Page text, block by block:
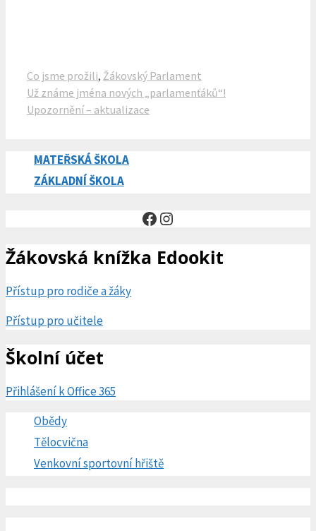
Rubriky
Co jsme prožili, Žákovský Parlament
Už známe jména nových „parlamenťáků“!
Upozornění – aktualizace
MATEŘSKÁ ŠKOLA
ZÁKLADNÍ ŠKOLA
Facebook
Instagram
Žákovská knížka Edookit
Přístup pro rodiče a žáky
Přístup pro učitele
Školní účet
Přihlášení k Office 365
Obědy
Tělocvična
Venkovní sportovní hřiště